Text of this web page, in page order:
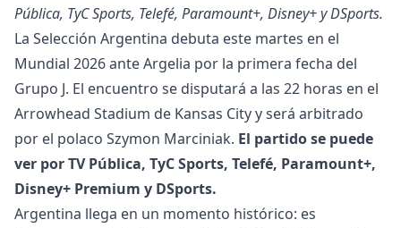
Pública, TyC Sports, Telefé, Paramount+, Disney+ y DSports.
La Selección Argentina debuta este martes en el
Mundial 2026 ante Argelia por la primera fecha del
Grupo J. El encuentro se disputará a las 22 horas en el
Arrowhead Stadium de Kansas City y será arbitrado
por el polaco Szymon Marciniak. El partido se puede
ver por TV Pública, TyC Sports, Telefé, Paramount+,
Disney+ Premium y DSports.
Argentina llega en un momento histórico: es